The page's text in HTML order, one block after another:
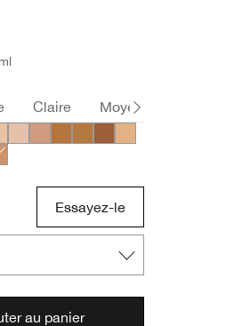
Claire Moyen
Nutty
08 Linen
Essayez-le
au panier